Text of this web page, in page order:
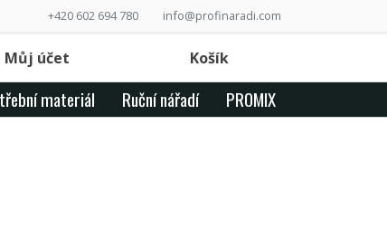
+420 602 694 780 info@profinaradi.com
Můj účet Košík
materiál Ruční nářadí PROMIX